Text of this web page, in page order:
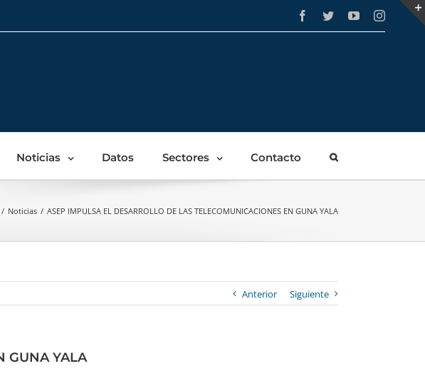
Facebook
TwitterYouTube
Noticias Datos Sectores Contacto
/ Noticias / ASEP IMPULSA EL DESARROLLO DE LAS TELECOMUNICACIONES EN GUNA YALA
Anterior Siguiente
GUNA YALA